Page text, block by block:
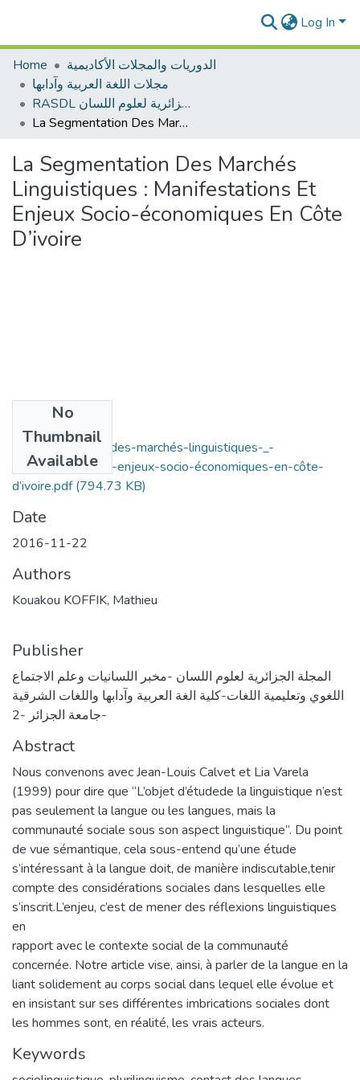
Log In
Home
الدوريات والمجلات الأكاديمية
مجلات اللغة العربية وآدابها
RASDL المجلة الجزائرية لعلوم اللسان
La Segmentation Des Marchés Linguistiques : Manifestations Et Enjeux Socio-économiques En Côte D’ivoire
La Segmentation Des Marchés
Linguistiques : Manifestations Et
Enjeux Socio-économiques En Côte
D’ivoire
No
Thumbnail
Available
la-segmentation-des-marchés-linguistiques-_-
manifestations-et-enjeux-socio-économiques-en-côte-
d’ivoire.pdf(794.73 KB)
Date
2016-11-22
Authors
Kouakou KOFFIK, Mathieu
Publisher
المجلة الجزائرية لعلوم اللسان -مخبر اللسانيات وعلم الاجتماع
اللغوي وتعليمية اللغات-كلية الغة العربية وآدابها واللغات الشرقية
جامعة الجزائر -2-
Abstract
Nous convenons avec Jean-Louis Calvet et Lia Varela
(1999) pour dire que “L’objet d’étudede la linguistique n’est
pas seulement la langue ou les langues, mais la
communauté sociale sous son aspect linguistique”. Du point
de vue sémantique, cela sous-entend qu’une étude
s’intéressant à la langue doit, de manière indiscutable,tenir
compte des considérations sociales dans lesquelles elle
s’inscrit.L’enjeu, c’est de mener des réflexions linguistiques
en
rapport avec le contexte social de la communauté
concernée. Notre article vise, ainsi, à parler de la langue en la
liant solidement au corps social dans lequel elle évolue et
en insistant sur ses différentes imbrications sociales dont
les hommes sont, en réalité, les vrais acteurs.
Keywords